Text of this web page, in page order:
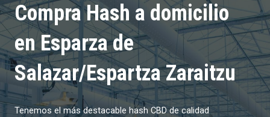
Compra Hash a domicilio
en Esparza de
Salazar/Espartza Zaraitzu
Tenemos el más destacable hash CBD de calidad